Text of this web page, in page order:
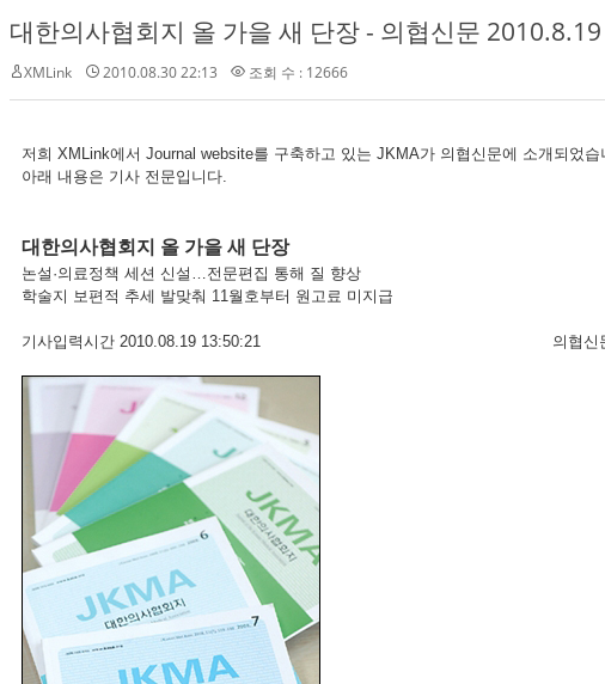
대한의사협회지 올 가을 새 단장 - 의협신문 2010.8.19
XMLink 2010.08.30 22:13 조회 수 : 12666
저희 XMLink에서 Journal website를 구축하고 있는 JKMA가 의협신문에 소개되었습
아래 내용은 기사 전문입니다.
대한의사협회지 올 가을 새 단장
논설·의료정책 세션 신설…전문편집 통해 질 향상
학술지 보편적 추세 발맞춰 11월호부터 원고료 미지급
기사입력시간 2010.08.19 13:50:21 의협신문 송성철 기